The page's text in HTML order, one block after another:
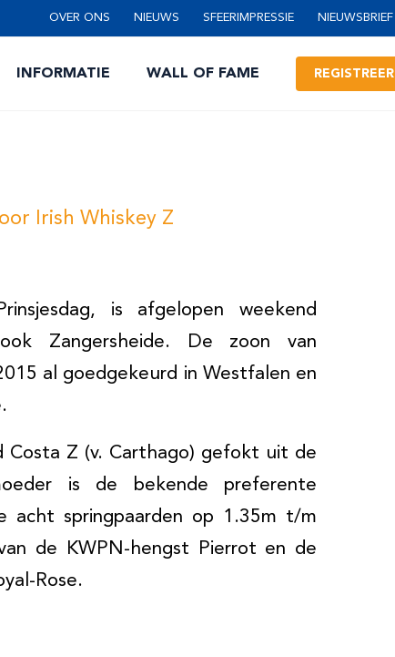
OVER ONS NIEUWS SFEERIMPRESSIE NIEUWSBRIEF
INFORMATIE WALL OF FAME REGISTREER
Irish Whiskey Z
is afgelopen weekend
Zangersheide. De zoon van
al goedgekeurd in Westfalen en
Costa Z (v. Carthago) gefokt uit de
is de bekende preferente
acht springpaarden op 1.35m t/m
de KWPN-hengst Pierrot en de
Rose.